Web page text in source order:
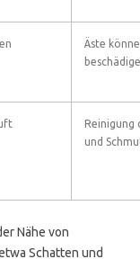
Äste
Reinigung
und
Nähe von
Schatten und